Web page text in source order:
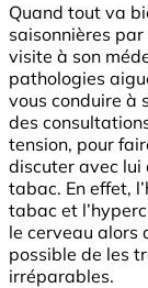
Quand tout va
saisonnières
visite à son
pathologies
vous conduire à
des
tension, pour
discuter avec lui
tabac. En effet,
tabac et
le cerveau alors
possible de les
irréparables.